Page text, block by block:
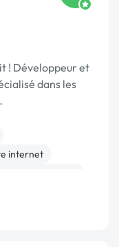
! Développeur et
dans les
internet